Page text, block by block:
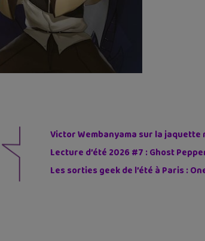
Victor Wembanyama sur la jaquette
Lecture d’été 2026 #7 : Ghost
Les sorties geek de l’été à Paris :